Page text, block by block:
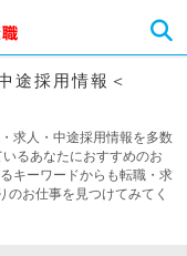
途採用情報＜
求人・中途採用情報を多数
るあなたにおすすめのお
キーワードからも転職・求
のお仕事を見つけてみてく